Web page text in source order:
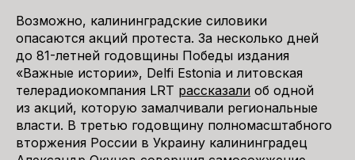
Возможно, калининградские силовики
опасаются акций протеста. За несколько дней
до 81-летней годовщины Победы издания
«Важные истории», Delfi Estonia и литовская
телерадиокомпания LRT рассказали об одной
из акций, которую замалчивали региональные
власти. В третью годовщину полномасштабного
вторжения России в Украину калининградец